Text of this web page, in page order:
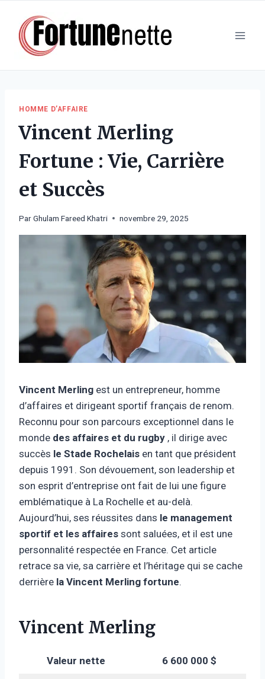
contenu
HOMME D’AFFAIRE
Vincent Merling
Fortune : Vie, Carrière
et Succès
ParGhulam Fareed Khatri novembre 29, 2025
Vincent Merling est un entrepreneur, homme
d’affaires et dirigeant sportif français de renom.
Reconnu pour son parcours exceptionnel dans le
monde des affaires et du rugby , il dirige avec
succès le Stade Rochelais en tant que président
depuis 1991. Son dévouement, son leadership et
son esprit d’entreprise ont fait de lui une figure
emblématique à La Rochelle et au-delà.
Aujourd’hui, ses réussites dans le management
sportif et les affaires sont saluées, et il est une
personnalité respectée en France. Cet article
retrace sa vie, sa carrière et l’héritage qui se cache
derrière la Vincent Merling fortune.
Vincent Merling
Valeur nette 6 600 000 $